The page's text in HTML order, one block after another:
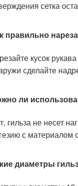
сетка
правильно
кусок
сделайте
ли
гильза не несет
с материалом
диаметры